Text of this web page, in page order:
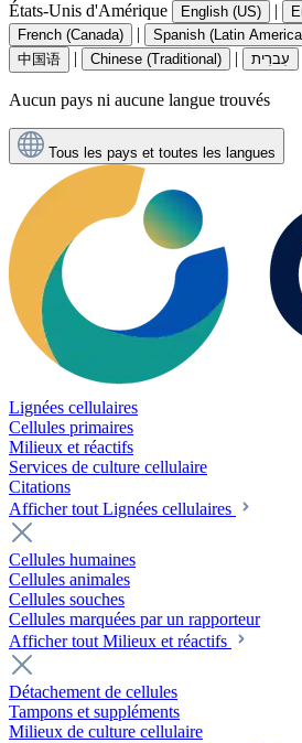
États-Unis d'Amérique
English (US) |
French (Canada) | Spanish (Latin
中国语 | Chinese (Traditional) | עִברִית
Aucun pays ni aucune langue trouvés
Tous les pays et toutes les langues
Lignées cellulaires
Cellules primaires
Milieux et réactifs
Services de culture cellulaire
Citations
Afficher tout Lignées cellulaires
Cellules humaines
Cellules animales
Cellules souches
Cellules marquées par un rapporteur
Afficher tout Milieux et réactifs
Détachement de cellules
Tampons et suppléments
Milieux de culture cellulaire